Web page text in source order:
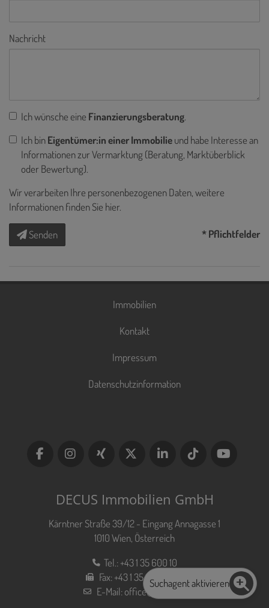
Nachricht
Ich wünsche eine Finanzierungsberatung.
Ich binEigentümer:in einer Immobilieund habe Interesse an
Informationen zur Vermarktung (Beratung, Marktüberblick
oder Bewertung).
Wir verarbeiten Ihre personenbezogenen Daten, weitere
Informationen finden Sie hier.
Senden * Pflichtfelder
Immobilien
Kontakt
Impressum
Datenschutzinformation
DECUS Immobilien GmbH
Kärntner Straße 39/12 - Eingang Annagasse 1
1010 Wien, Österreich
Tel.:+43 1 35 600 10
Fax:+43 1 35 600 10 80
E-Mail:office@decus.at
Suchagent aktivieren